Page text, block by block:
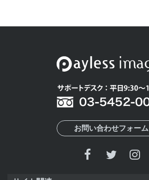
お問い合わせフォーム